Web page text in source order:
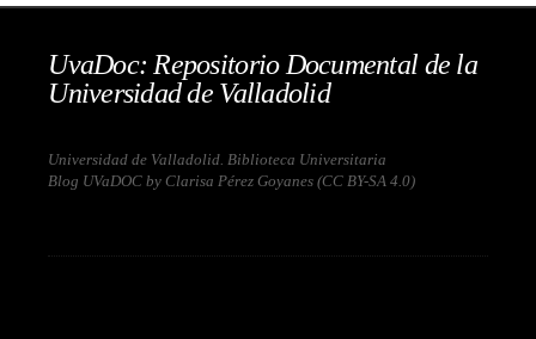
UvaDoc: Repositorio Documental de la
Universidad de Valladolid
Universidad de Valladolid. Biblioteca Universitaria
Blog UVaDOC by Clarisa Pérez Goyanes (CC BY-SA 4.0)